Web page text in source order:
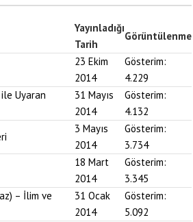
Yayınladığı
Tarih
Görüntülenme
23 Ekim
2014
Gösterim:
4.229
ile Uyaran
31 Mayıs
2014
Gösterim:
4.132
3 Mayıs
2014
Gösterim:
3.734
18 Mart
2014
Gösterim:
3.345
– İlim ve
31 Ocak
2014
Gösterim:
5.092